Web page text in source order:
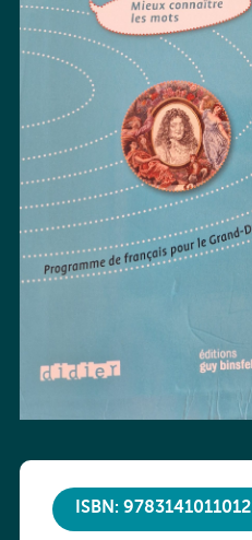
ISBN: 9783141011012